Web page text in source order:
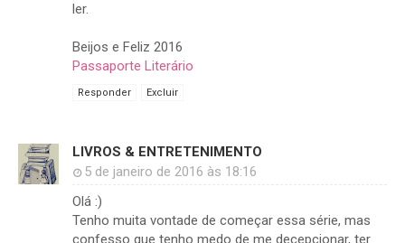
ler.
Beijos e Feliz 2016
Passaporte Literário
Responder Excluir
LIVROS & ENTRETENIMENTO
5 de janeiro de 2016 às 18:16
Olá :)
Tenho muita vontade de começar essa série, mas
confesso que tenho medo de me decepcionar, ter